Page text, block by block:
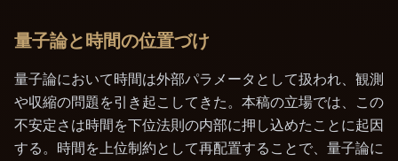
量子論と時間の位置づけ
量子論において時間は外部パラメータとして扱われ、観測
や収縮の問題を引き起こしてきた。本稿の立場では、この
不安定さは時間を下位法則の内部に押し込めたことに起因
する。時間を上位制約として再配置することで、量子論に